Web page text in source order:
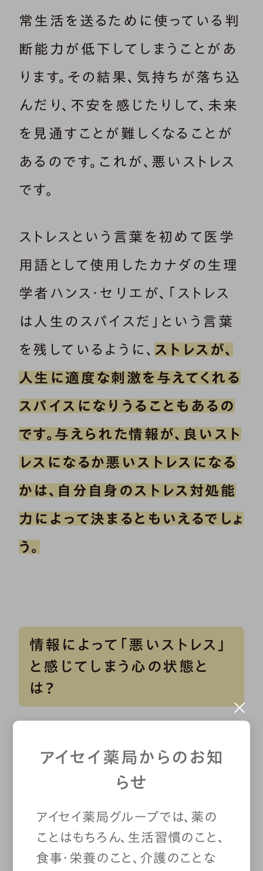
常生活を送るために使っている判
断能力が低下してしまうことがあ
ります。その結果、気持ちが落ち込
んだり、不安を感じたりして、未来
を見通すことが難しくなることが
あるのです。これが、悪いストレス
です。
ストレスという言葉を初めて医学
用語として使用したカナダの生理
学者ハンス・セリエが、「ストレス
は人生のスパイスだ」という言葉
を残しているように、 ストレスが、
人生に適度な刺激を与えてくれる
スパイスになりうることもあるの
です。 与えられた情報が、良いスト
レスになるか悪いストレスになる
かは、自分自身のストレス対処能
力によって決まるともいえるでしょ
う。
情報によって「悪いストレス」
と感じてしまう心の状態と
は？
では、自分に十分なストレス対処
能力があるかどうかは、どのように
の判断の鍵になるのが、私たちの
「生き方」です。
アイセイ薬局からのお知
らせ
アイセイ薬局グループでは、薬の
ことはもちろん、生活習慣のこと、
食事・栄養のこと、介護のことな